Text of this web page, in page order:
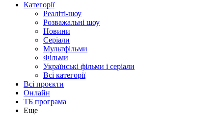
Категорії
Реаліті-шоу
Розважальні шоу
Новини
Серіали
Мультфільми
Фільми
Українські фільми і серіали
Всі категорії
Всі проєкти
Онлайн
ТБ програма
Еще